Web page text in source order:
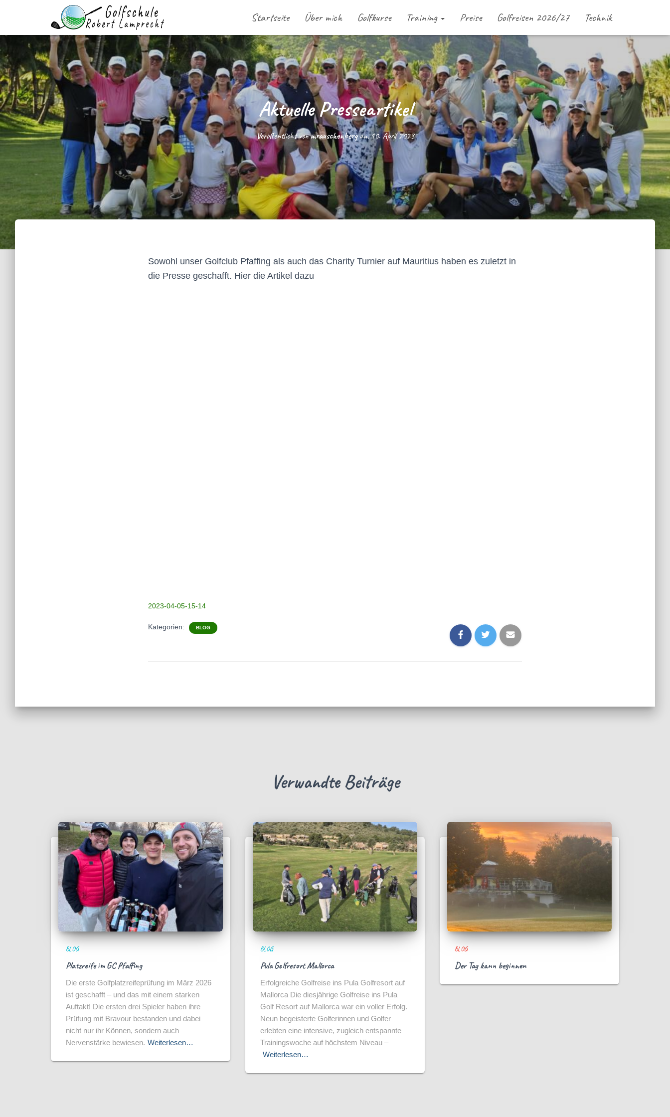
Startseite Über mich Golfkurse Training Preise Golfreisen 2026/27 Technik
Aktuelle Presseartikel
Veröffentlicht vonmrauschenbergam10. April 2023
Sowohl unser Golfclub Pfaffing als auch das Charity Turnier auf Mauritius haben es zuletzt in
die Presse geschafft. Hier die Artikel dazu
2023-04-05-15-14
Kategorien: BLOG
Verwandte Beiträge
BLOG
Platzreife im GC Pfaffing
Die erste Golfplatzreifeprüfung im März 2026
ist geschafft – und das mit einem starken
Auftakt! Die ersten drei Spieler haben ihre
Prüfung mit Bravour bestanden und dabei
nicht nur ihr Können, sondern auch
Nervenstärke bewiesen. Weiterlesen…
BLOG
Pula Golfresort Mallorca
Erfolgreiche Golfreise ins Pula Golfresort auf
Mallorca Die diesjährige Golfreise ins Pula
Golf Resort auf Mallorca war ein voller Erfolg.
Neun begeisterte Golferinnen und Golfer
erlebten eine intensive, zugleich entspannte
Trainingswoche auf höchstem Niveau –
Weiterlesen…
BLOG
Der Tag kann beginnen